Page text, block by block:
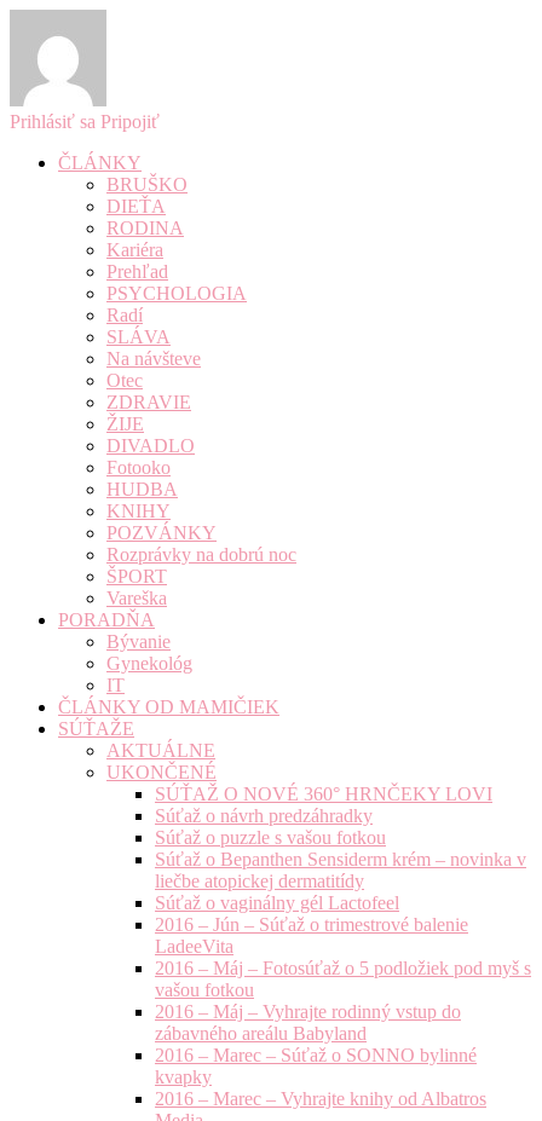
Prihlásiť sa Pripojiť
ČLÁNKY
BRUŠKO
DIEŤA
RODINA
Kariéra
Prehľad
PSYCHOLOGIA
Radí
SLÁVA
Na návšteve
Otec
ZDRAVIE
ŽIJE
DIVADLO
Fotooko
HUDBA
KNIHY
POZVÁNKY
Rozprávky na dobrú noc
ŠPORT
Vareška
PORADŇA
Bývanie
Gynekológ
IT
ČLÁNKY OD MAMIČIEK
SÚŤAŽE
AKTUÁLNE
UKONČENÉ
SÚŤAŽ O NOVÉ 360° HRNČEKY LOVI
Súťaž o návrh predzáhradky
Súťaž o puzzle s vašou fotkou
Súťaž o Bepanthen Sensiderm krém – novinka v
liečbe atopickej dermatitídy
Súťaž o vaginálny gél Lactofeel
2016 – Jún – Súťaž o trimestrové balenie
LadeeVita
2016 – Máj – Fotosúťaž o 5 podložiek pod myš s
vašou fotkou
2016 – Máj – Vyhrajte rodinný vstup do
zábavného areálu Babyland
2016 – Marec – Súťaž o SONNO bylinné
kvapky
2016 – Marec – Vyhrajte knihy od Albatros